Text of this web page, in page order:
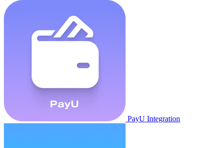
PayU Integration